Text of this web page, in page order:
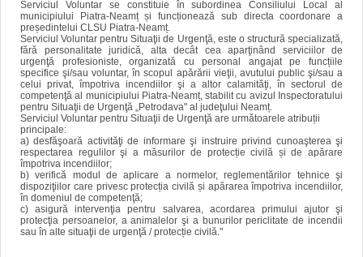
Serviciul Voluntar se constituie în subordinea Consiliului Local al
municipiului Piatra-Neamț și funcționează sub directa coordonare a
președintelui CLSU Piatra-Neamț.
Serviciul Voluntar pentru Situaţii de Urgenţă, este o structură specializată,
fără personalitate juridică, alta decât cea aparţinând serviciilor de
urgenţă profesioniste, organizată cu personal angajat pe funcțiile
specifice şi/sau voluntar, în scopul apărării vieţii, avutului public şi/sau a
celui privat, împotriva incendiilor şi a altor calamităţi, în sectorul de
competenţă al municipiului Piatra-Neamț, stabilit cu avizul Inspectoratului
pentru Situaţii de Urgenţă „Petrodava" al judeţului Neamț.
Serviciul Voluntar pentru Situaţii de Urgenţă are următoarele atribuții
principale:
a) desfăşoară activităţi de informare şi instruire privind cunoaşterea şi
respectarea regulilor şi a măsurilor de protecție civilă și de apărare
împotriva incendiilor;
b) verifică modul de aplicare a normelor, reglementărilor tehnice şi
dispoziţiilor care privesc protecția civilă și apărarea împotriva incendiilor,
în domeniul de competenţă;
c) asigură intervenţia pentru salvarea, acordarea primului ajutor şi
protecţia persoanelor, a animalelor şi a bunurilor periclitate de incendii
sau în alte situaţii de urgenţă / protecție civilă."